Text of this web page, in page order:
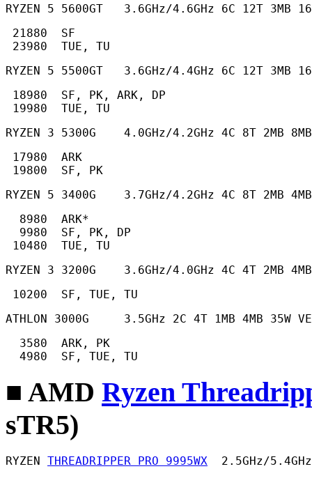
RYZEN 5 5600GT   3.6GHz/4.6GHz 6C 12T 3MB
21880  SF
23980  TUE, TU
RYZEN 5 5500GT   3.6GHz/4.4GHz 6C 12T 3MB
18980  SF, PK, ARK, DP
19980  TUE, TU
RYZEN 3 5300G    4.0GHz/4.2GHz 4C 8T 2MB
17980  ARK
19800  SF, PK
RYZEN 5 3400G    3.7GHz/4.2GHz 4C 8T 2MB
  8980  ARK*
  9980  SF, PK, DP
10480  TUE, TU
RYZEN 3 3200G    3.6GHz/4.0GHz 4C 4T 2MB
10200  SF, TUE, TU
ATHLON 3000G     3.5GHz 2C 4T 1MB 4MB 35W
  3580  ARK, PK
  4980  SF, TUE, TU
■ AMD Ryzen
sTR5)
RYZEN THREADRIPPER PRO 9995WX
2.5GHz/